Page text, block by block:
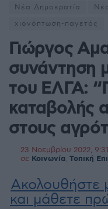
Νέα Δημοκρατία
χιονόπτωση-παγετός
Γιώργος
συνάντηση
του ΕΛΓΑ:
καταβολής
στους
23 Νοεμβρίου 2022,
σε Κοινωνία Τοπική
Ακολουθήστε
και μάθετε